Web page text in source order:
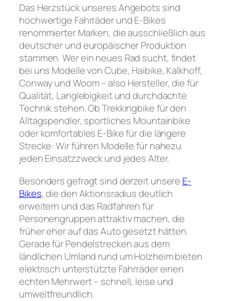
Das Herzstück unseres Angebots sind
hochwertige Fahrräder und E-Bikes
renommierter Marken, die ausschließlich aus
deutscher und europäischer Produktion
stammen. Wer ein neues Rad sucht, findet
bei uns Modelle von Cube, Haibike, Kalkhoff,
Conway und Woom – also Hersteller, die für
Qualität, Langlebigkeit und durchdachte
Technik stehen. Ob Trekkingbike für den
Alltagspendler, sportliches Mountainbike
oder komfortables E-Bike für die längere
Strecke: Wir führen Modelle für nahezu
jeden Einsatzzweck und jedes Alter.
Besonders gefragt sind derzeit unsere E-
Bikes, die den Aktionsradius deutlich
erweitern und das Radfahren für
Personengruppen attraktiv machen, die
früher eher auf das Auto gesetzt hätten.
Gerade für Pendelstrecken aus dem
ländlichen Umland rund um Holzheim bieten
elektrisch unterstützte Fahrräder einen
echten Mehrwert – schnell, leise und
umweltfreundlich.